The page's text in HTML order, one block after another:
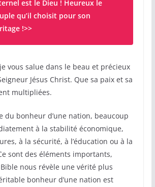
est le Dieu ! Heureux le
qu’il choisit pour son
!>>
vous salue dans le beau et précieux
Jésus Christ. Que sa paix et sa
multipliées.
du bonheur d’une nation, beaucoup
à la stabilité économique,
à la sécurité, à l’éducation ou à la
sont des éléments importants,
nous révèle une vérité plus
bonheur d’une nation est